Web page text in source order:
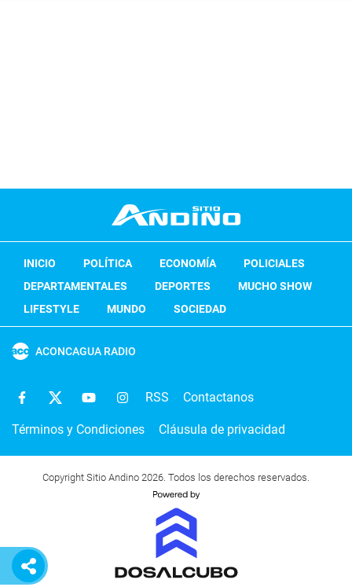
INICIO POLÍTICA ECONOMÍA
POLICIALES
DEPARTAMENTALES
DEPORTES
MUCHO SHOW
LIFESTYLE
MUNDO SOCIEDAD
ACONCAGUA RADIO
RSS Contactanos
Términos y Condiciones Cláusula de privacidad
Copyright Sitio Andino 2026. Todos los derechos reservados.